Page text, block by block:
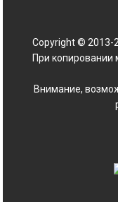
Copyright © 2013-
При копировании
Внимание,